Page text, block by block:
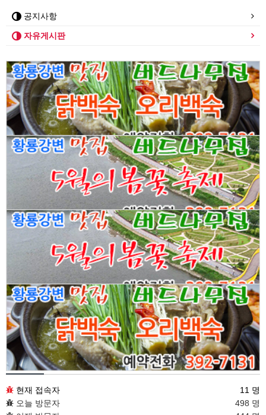
공지사항
자유게시판
접속통계
현재 접속자
11 명
오늘 방문자
498 명